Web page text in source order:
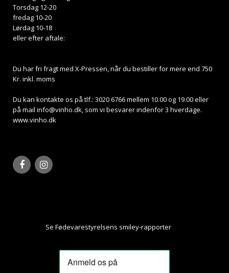
Torsdag 12-20
fredag 10-20
Lørdag 10-18
eller efter aftale:
Du har fri fragt med X-Pressen, når du bestiller for mere end 750
Kr. inkl. moms
Du kan kontakte os på tlf.: 3020 6766 mellem 10.00 og 19.00 eller
på mailinfo@vinho.dk, som vi besvarer indenfor 3 hverdage.
www.vinho.dk
Se Fødevarestyrelsens smiley-rapporterHer